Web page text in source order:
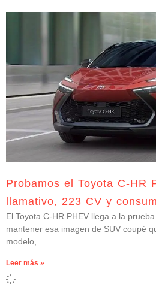
Probamos el Toyota C-HR
llamativo, 223 CV y
El Toyota C-HR PHEV llega a la
mantener esa imagen de SUV coupé
modelo,
Leer más »